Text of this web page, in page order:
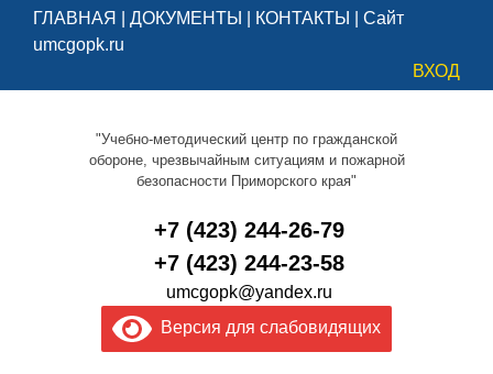
ГЛАВНАЯ ДОКУМЕНТЫ КОНТАКТЫ
Сайт
umcgopk.ru
ВХОД
"Учебно-методический центр по гражданской
обороне, чрезвычайным ситуациям и пожарной
безопасности Приморского края"
+7 (423) 244-26-79
+7 (423) 244-23-58
umcgopk@yandex.ru
Версия для слабовидящих